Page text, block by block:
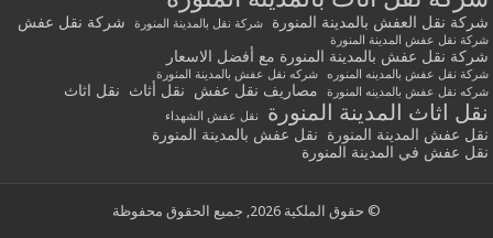
شركة نقل العفش بالمدينة المنورة شركة نقل بالمدينة المنورة شركة نقل عفش
شركة نقل عفش المدينة المنورة
شركة نقل عفش بالمدينة المنورة مع أفضل الاسعار
شركة نقل عفش بالمدينه المنوره
شركه نقل عفش بالمدينة المنورة
شركه نقل عفش بالمدينه المنورة
مصاريف نقل عفش نقل أثاث نقل اثاث
نقل اثاث المدينة المنورة نقل عفش الشهداء
نقل عفش المدينة المنورة
نقل عفش بالمدينة المنورة
نقل عفش في المدينة المنورة
© حقوق الملكية 2026, جميع الحقوق محفوظة